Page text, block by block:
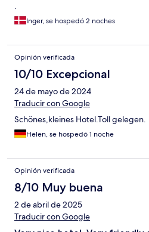
.
Inger, se hospedó 2 noches
Opinión verificada
10/10 Excepcional
24 de mayo de 2024
Traducir con Google
Schönes,kleines Hotel.Toll gelegen.
Helen, se hospedó 1 noche
Opinión verificada
8/10 Muy buena
2 de abril de 2025
Traducir con Google